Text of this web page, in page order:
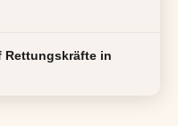
Rettungskräfte in